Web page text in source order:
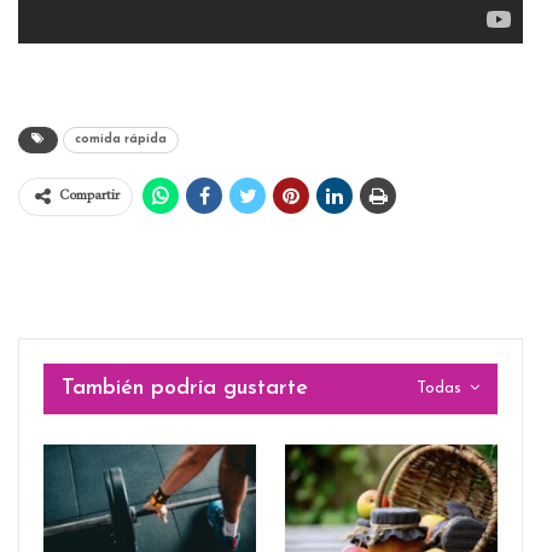
comida rápida
Compartir
Todas
También podría gustarte